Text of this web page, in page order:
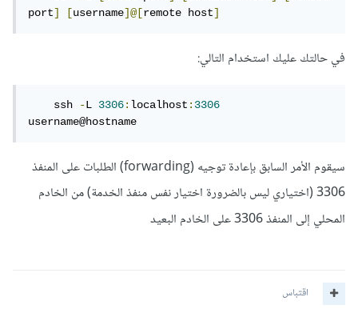
port] [username]@[remote host]
في حالتك عليك استخدام التالي:
    ssh
-L 3306:localhost:3306
username@hostname
سيقوم الأمر السابق بإعادة توجيه (forwarding) الطلبات على المنفذ
3306 (اختياري ليس بالضرورة اختيار نفس منفذ الخدمة) من الخادم
المحلي إلى المنفذ 3306 على الخادم البعيد
اقتباس